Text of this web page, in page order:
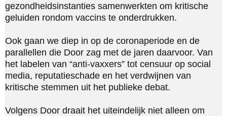
gezondheidsinstanties samenwerkten om kritische
geluiden rondom vaccins te onderdrukken.
Ook gaan we diep in op de coronaperiode en de
parallellen die Door zag met de jaren daarvoor. Van
het labelen van “anti-vaxxers” tot censuur op social
media, reputatieschade en het verdwijnen van
kritische stemmen uit het publieke debat.
Volgens Door draait het uiteindelijk niet alleen om